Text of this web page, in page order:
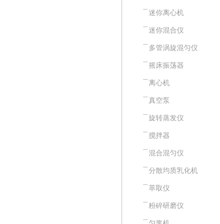
迷你离心机
迷你混合仪
多管涡旋混匀仪
摇床振荡器
离心机
真空泵
旋转蒸发仪
搅拌器
混合混匀仪
分散均质乳化机
萃取仪
粉碎研磨仪